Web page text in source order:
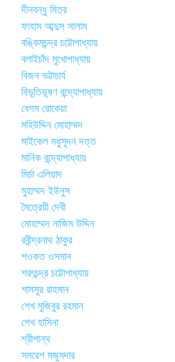
দীনবন্ধু মিত্র
ফাহাম আব্দুস সালাম
বঙ্কিমচন্দ্র চট্টোপাধ্যায়
বলাইচাঁদ মুখোপাধ্যায়
বিজন ভট্টাচার্য
বিভূতিভূষণ বন্দ্যোপাধ্যায়
বেগম রোকেয়া
মহিউদ্দিন মোহাম্মদ
মাইকেল মধুসূদন দত্ত
মানিক বন্দ্যোপাধ্যায়
মির্চা এলিয়াদ
মুহাম্মদ ইউনুস
মৈত্রেয়ী দেবী
মোহাম্মদ নাজিম উদ্দিন
রবীন্দ্রনাথ ঠাকুর
শওকত ওসমান
শরৎচন্দ্র চট্টোপাধ্যায়
শামসুর রাহমান
শেখ মুজিবুর রহমান
শেখ হাসিনা
শ্রীপান্থ
সমরেশ মজুমদার